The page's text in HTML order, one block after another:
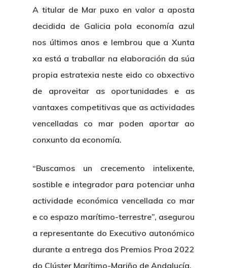
A titular de Mar puxo en valor a aposta
decidida de Galicia pola economía azul
nos últimos anos e lembrou que a Xunta
xa está a traballar na elaboración da súa
propia estratexia neste eido co obxectivo
de aproveitar as oportunidades e as
vantaxes competitivas que as actividades
vencelladas co mar poden aportar ao
conxunto da economía.
“Buscamos un crecemento intelixente,
sostible e integrador para potenciar unha
actividade económica vencellada co mar
e co espazo marítimo-terrestre”, asegurou
a representante do Executivo autonómico
durante a entrega dos Premios Proa 2022
do Clúster Marítimo-Mariño de Andalucía.